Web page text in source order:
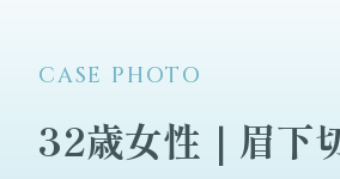
CASE PHOTO
32歳女性｜眉下